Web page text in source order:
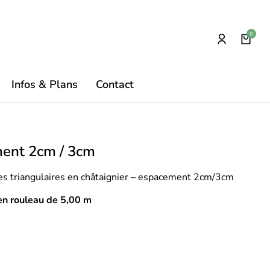
Infos & Plans Contact
2cm / 3cm
triangulaires en châtaignier – espacement 2cm/3cm
rouleau de 5,00 m